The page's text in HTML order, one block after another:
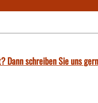
Dann schreiben Sie uns